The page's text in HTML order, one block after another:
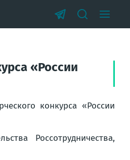
«России
конкурса «России
Россотрудничества,